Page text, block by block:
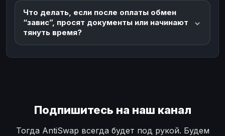
Что делать, если после оплаты обмен
“завис”, просят документы или начинают
тянуть время?
Подпишитесь на наш канал
Тогда AntiSwap всегда будет под рукой. Будем